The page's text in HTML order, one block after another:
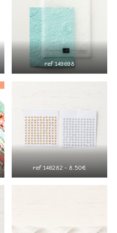
ref 149698
ref 146282 – 8.50€